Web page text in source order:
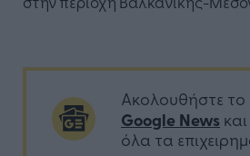
Ακολουθήστε το
Google News
όλα τα